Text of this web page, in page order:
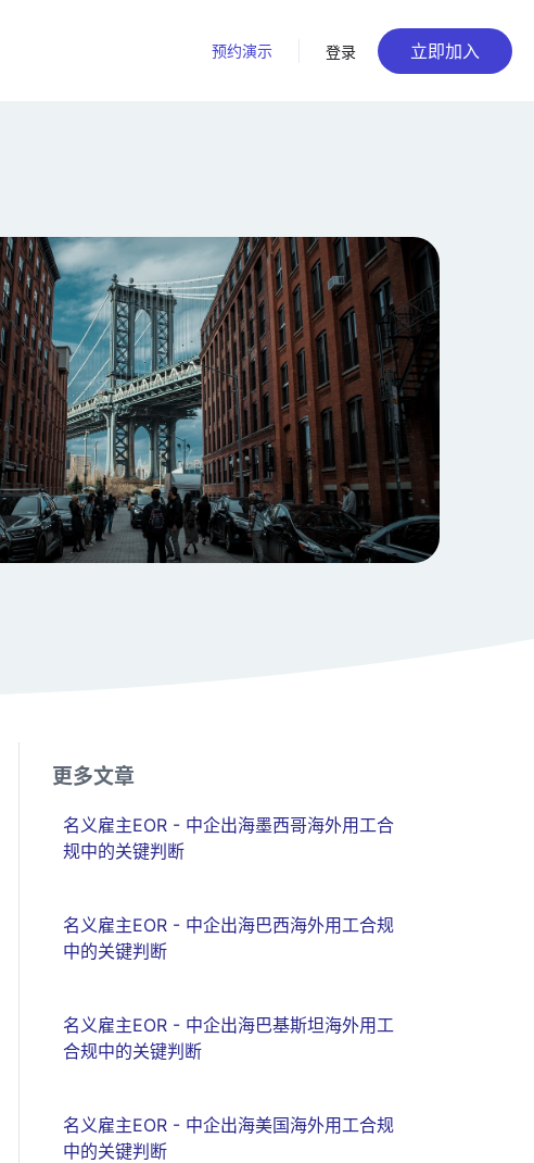
预约演示 登录 立即加入
更多文章
名义雇主EOR - 中企出海墨西哥海外用工合
规中的关键判断
名义雇主EOR - 中企出海巴西海外用工合规
中的关键判断
名义雇主EOR - 中企出海巴基斯坦海外用工
合规中的关键判断
名义雇主EOR - 中企出海美国海外用工合规
中的关键判断